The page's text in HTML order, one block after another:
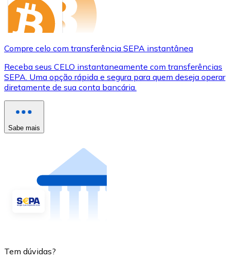
Compre celo com transferência SEPA instantânea
Receba seus CELO instantaneamente com transferências
SEPA. Uma opção rápida e segura para quem deseja operar
diretamente de sua conta bancária.
Sabe mais
Tem dúvidas?